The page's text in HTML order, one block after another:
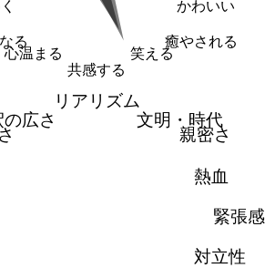
かわいい
癒やされる
笑える
共感する
心温まる
る
リアリズム
文明・時代
親密さ
熱血
緊張感
対立性
広さ